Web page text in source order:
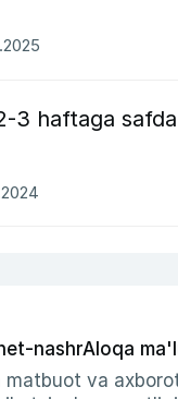
3 haftaga
nashrAloqa
va